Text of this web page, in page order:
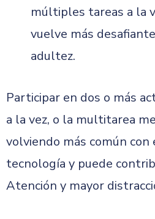
múltiples tareas a la
vuelve más
adultez.
Participar en dos o más
a la vez, o la multitarea
volviendo más común
tecnología y puede
Atención y mayor